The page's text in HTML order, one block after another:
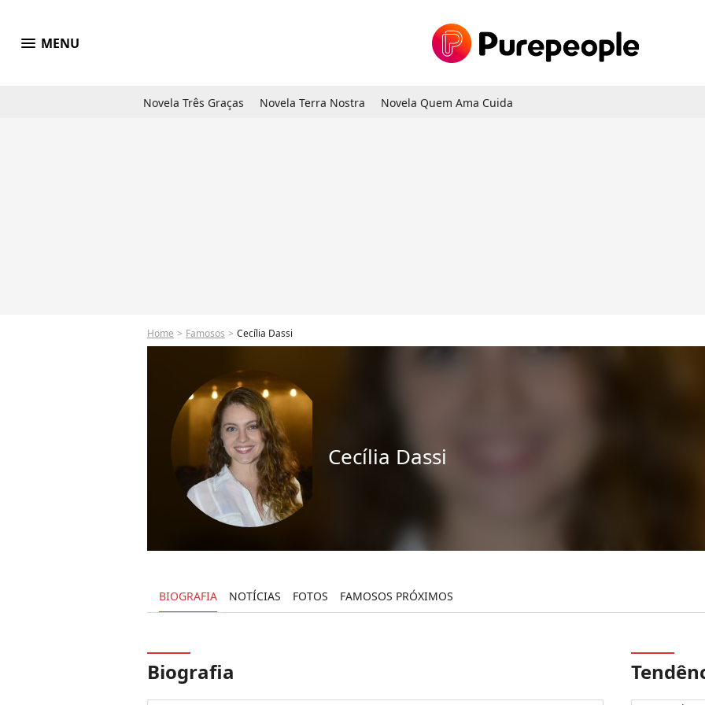
menu MENU
Novela Três Graças Novela Terra Nostra Novela Quem Ama Cuida
Home Famosos Cecília Dassi
Cecília Dassi
BIOGRAFIA NOTÍCIAS FOTOS FAMOSOS PRÓXIMOS
Biografia